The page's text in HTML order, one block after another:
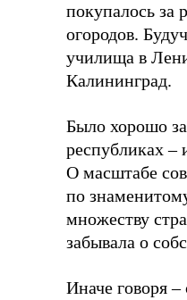
покупалось за
огородов.
училища в
Калининград.
Было хорошо
республиках
О масштабе
по
множеству
забывала о
Иначе говоря –